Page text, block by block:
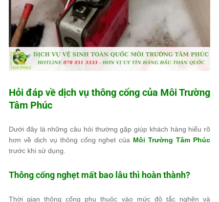
Hỏi đáp về dịch vụ thông cống của Môi Trường
Tâm Phúc
Dưới đây là những câu hỏi thường gặp giúp khách hàng hiểu rõ
hơn về dịch vụ thông cống nghẹt của Môi Trường Tâm Phúc
trước khi sử dụng.
Thông cống nghẹt mất bao lâu thì hoàn thành?
Thời gian thông cống phụ thuộc vào mức độ tắc nghẽn và